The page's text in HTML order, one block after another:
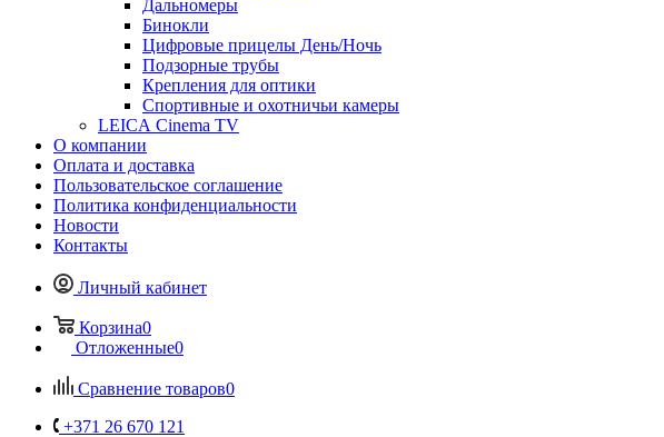
Дальномеры
Бинокли
Цифровые прицелы День/Ночь
Подзорные трубы
Крепления для оптики
Спортивные и охотничьи камеры
LEICA Cinema TV
О компании
Оплата и доставка
Пользовательское соглашение
Политика конфиденциальности
Новости
Контакты
Личный кабинет
Корзина0
Отложенные0
Сравнение товаров0
+371 26 670 121